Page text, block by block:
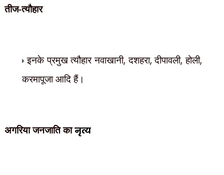
तीज-त्यौहार
इनके प्रमुख त्यौहार नवाखानी,दशहरा,दीपावली,होली,
करमापूजा आदि हैं।
अगरिया जनजाति कानृत्य